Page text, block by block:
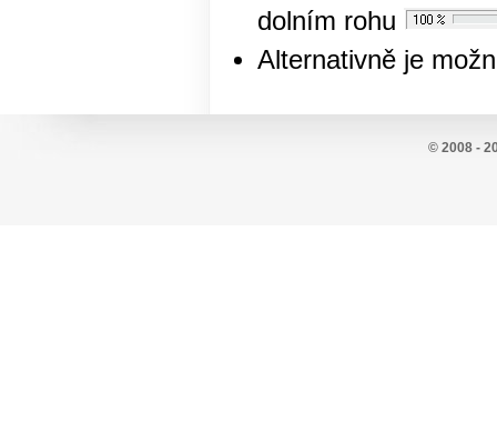
dolním rohu
Alternativně je
© 2008 -